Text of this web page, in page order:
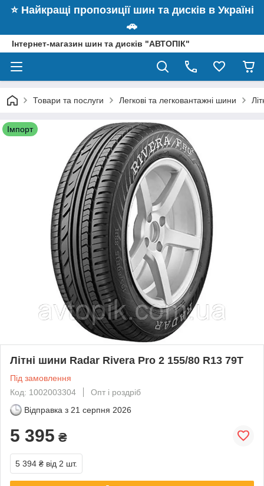
⭐️ Найкращі пропозиції шин та дисків в Україні
🚗
Інтернет-магазин шин та дисків "АВТОПІК"
Товари та послуги Легкові та легковантажні шини
Імпорт
Літні шини Radar Rivera Pro 2 155/80 R13 79T
Під замовлення
Код: 1002003304
Опт і роздріб
Відправка з 21 серпня 2026
5 395 ₴
5 394 ₴ від 2 шт.